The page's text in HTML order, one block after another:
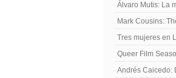
Álvaro Mutis: La
Mark Cousins:
Tres mujeres en
Queer Film
Andrés Caicedo: